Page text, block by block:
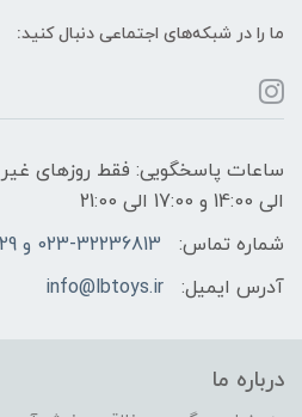
ما را در شبکه‌های اجتماعی دنبال کنید:
الی 14:00 و 17:00 الی 21:00
شماره تماس:
023-32236813 و 09198551429
آدرس ایمیل:
info@lbtoys.ir
درباره ما